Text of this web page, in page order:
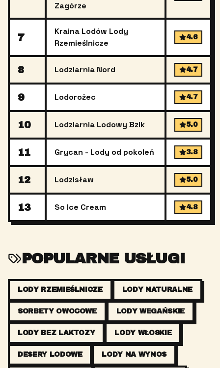
Zagórze
7
Kraina Lodów Lody
Rzemieślnicze
4.6
8 Lodziarnia Nord 4.7
9 Lodorożec 4.7
10 Lodziarnia Lodowy Bzik 5.0
11 Grycan - Lody od pokoleń 3.8
12 Lodzisław 5.0
13 So Ice Cream 4.8
POPULARNE USŁUGI
LODY RZEMIEŚLNICZE LODY NATURALNE
SORBETY OWOCOWE LODY WEGAŃSKIE
LODY BEZ LAKTOZY LODY WŁOSKIE
DESERY LODOWE LODY NA WYNOS